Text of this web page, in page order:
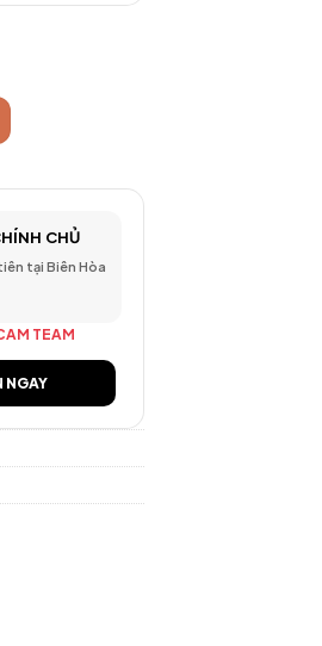
2MP Full HD - Hồng ngoại ban đêm,
CHỦ
tại Biên Hòa
TEAM
NGAY